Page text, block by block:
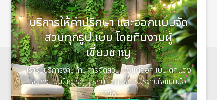
บริการให้คำปรึกษา และออกแบบจัด
สวนทุกรูปแบบ โดยทีมงานผู้
เชี่ยวชาญ
เรารับบริการงานด้านการจัดสวน ตั้งแต่ออกแบบ ตกแต่ง
จนถึงแนะนำการดูแลรักษา ทุกบริการประทับใจแบบมือ
อาชีพ